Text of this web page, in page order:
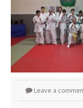
Leave a